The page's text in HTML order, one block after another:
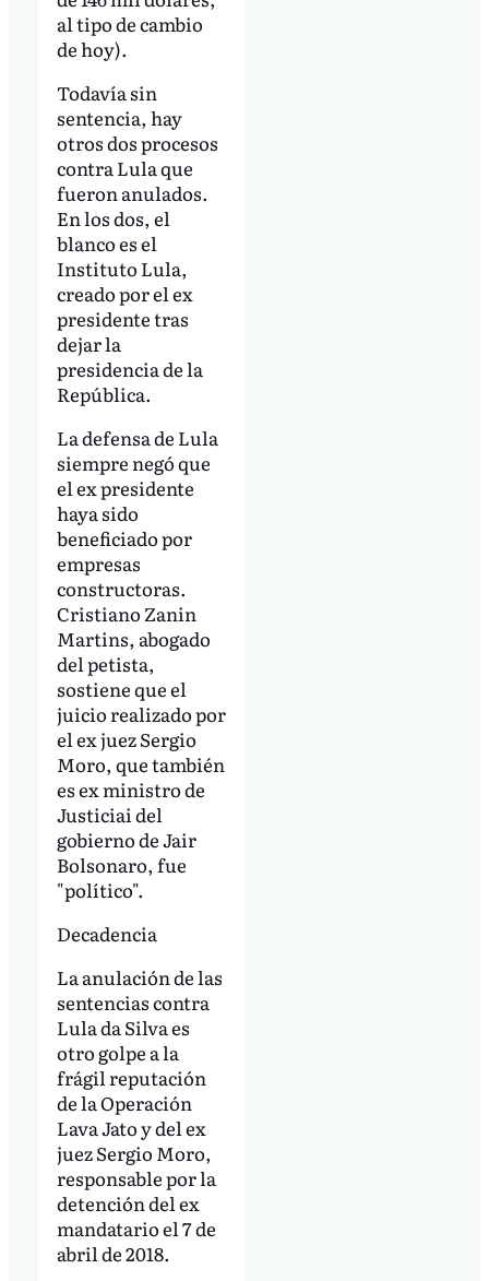
al tipo de cambio
de hoy).
Todavía sin
sentencia, hay
otros dos procesos
contra Lula que
fueron anulados.
En los dos, el
blanco es el
Instituto Lula,
creado por el ex
presidente tras
dejar la
presidencia de la
República.
La defensa de Lula
siempre negó que
el ex presidente
haya sido
beneficiado por
empresas
constructoras.
Cristiano Zanin
Martins, abogado
del petista,
sostiene que el
juicio realizado por
el ex juez Sergio
Moro, que también
es ex ministro de
Justiciai del
gobierno de Jair
Bolsonaro, fue
"político".
Decadencia
La anulación de las
sentencias contra
Lula da Silva es
otro golpe a la
frágil reputación
de la Operación
Lava Jato y del ex
juez Sergio Moro,
responsable por la
detención del ex
mandatario el 7 de
abril de 2018.